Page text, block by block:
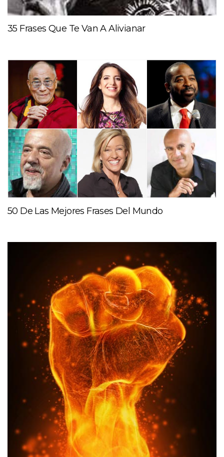
35 Frases Que Te Van A Alivianar
50 De Las Mejores Frases Del Mundo